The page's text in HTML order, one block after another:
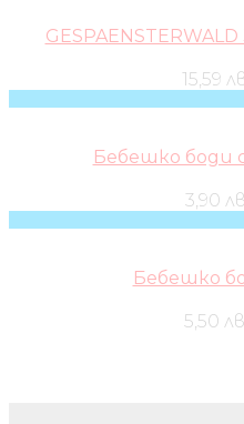
15,59
Бебешко боди
3,90
Бебешко
5,50